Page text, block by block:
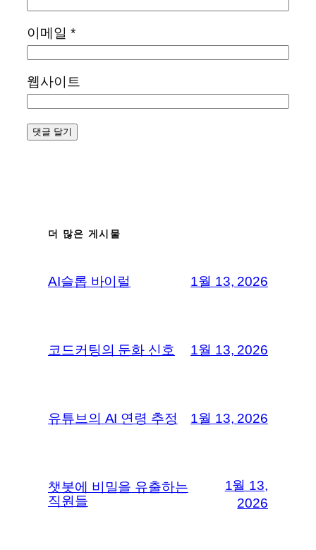
이메일 *
웹사이트
더 많은 게시물
AI슬롭 바이럴 1월 13, 2026
코드커팅의 둔화 신호 1월 13, 2026
유튜브의 AI 연령 추정 1월 13, 2026
챗봇에 비밀을 유출하는
직원들
1월 13,
2026